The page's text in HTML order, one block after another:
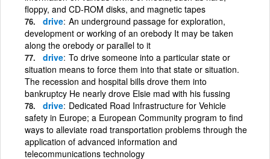
floppy, and CD-ROM disks, and magnetic tapes
drive An underground passage for exploration,
development or working of an orebody It may be taken
along the orebody or parallel to it
drive To drive someone into a particular state or
situation means to force them into that state or situation.
The recession and hospital bills drove them into
bankruptcy He nearly drove Elsie mad with his fussing
drive Dedicated Road Infrastructure for Vehicle
safety in Europe; a European Community program to find
ways to alleviate road transportation problems through the
application of advanced information and
telecommunications technology